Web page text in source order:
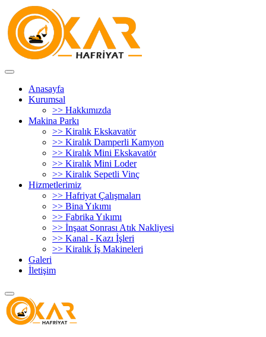
Anasayfa
Kurumsal
>> Hakkımızda
Makina Parkı
>> Kiralık Ekskavatör
>> Kiralık Damperli Kamyon
>> Kiralık Mini Ekskavatör
>> Kiralık Mini Loder
>> Kiralık Sepetli Vinç
Hizmetlerimiz
>> Hafriyat Çalışmaları
>> Bina Yıkımı
>> Fabrika Yıkımı
>> İnşaat Sonrası Atık Nakliyesi
>> Kanal - Kazı İşleri
>> Kiralık İş Makineleri
Galeri
İletişim